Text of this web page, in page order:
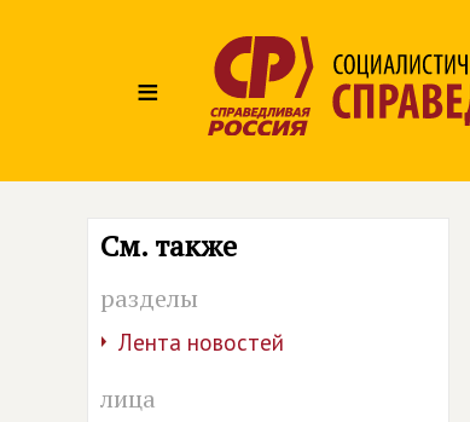
≡
См. также
разделы
Лента новостей
лица